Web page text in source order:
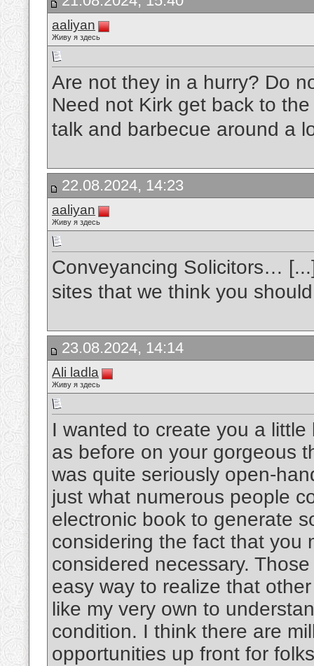
aaliyan
Живу я здесь
Are not they in a hurry? Do
Need not Kirk get back to
talk and barbecue around a
22.08.2024, 14:23
aaliyan
Живу я здесь
Conveyancing Solicitors…
sites that we think you
23.08.2024, 14:14
Ali ladla
Живу я здесь
I wanted to create you a
as before on your gorgeous
was quite seriously open-
just what numerous people
electronic book to generate
considering the fact that you
considered necessary.
easy way to realize that
like my very own to
condition. I think there are
opportunities up front for